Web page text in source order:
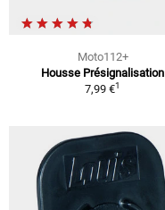
Moto112+
Housse Présignalisation
7,99 €1